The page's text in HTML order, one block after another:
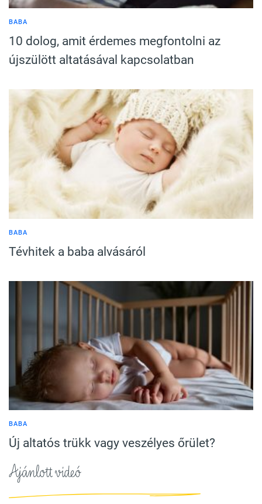
BABA
10 dolog, amit érdemes megfontolni az
újszülött altatásával kapcsolatban
BABA
Tévhitek a baba alvásáról
BABA
Új altatós trükk vagy veszélyes őrület?
Ajánlott videó